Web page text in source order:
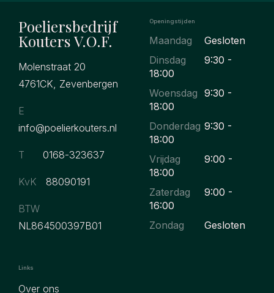
Poeliersbedrijf
Kouters V.O.F.
Molenstraat 20
4761CK, Zevenbergen
E
info@poelierkouters.nl
T 0168-323637
KvK 88090191
BTW
NL864500397B01
Openingstijden
Maandag
Gesloten
Dinsdag
9:30 -
18:00
Woensdag 9:30 -
18:00
Donderdag 9:30 -
18:00
Vrijdag
9:00 -
18:00
Zaterdag
9:00 -
16:00
Zondag
Gesloten
Links
Over ons